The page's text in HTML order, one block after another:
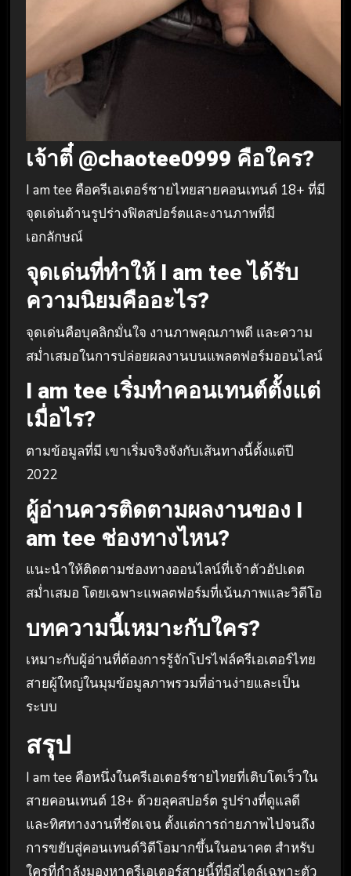
เจ้าตี๋ @chaotee0999 คือใคร?
I am tee คือครีเอเตอร์ชายไทยสายคอนเทนต์ 18+ ที่มี
จุดเด่นด้านรูปร่างฟิตสปอร์ตและงานภาพที่มี
เอกลักษณ์
จุดเด่นที่ทำให้ I am tee ได้รับ
ความนิยมคืออะไร?
จุดเด่นคือบุคลิกมั่นใจ งานภาพคุณภาพดี และความ
สม่ำเสมอในการปล่อยผลงานบนแพลตฟอร์มออนไลน์
I am tee เริ่มทำคอนเทนต์ตั้งแต่
เมื่อไร?
ตามข้อมูลที่มี เขาเริ่มจริงจังกับเส้นทางนี้ตั้งแต่ปี
2022
ผู้อ่านควรติดตามผลงานของ I
am tee ช่องทางไหน?
แนะนำให้ติดตามช่องทางออนไลน์ที่เจ้าตัวอัปเดต
สม่ำเสมอ โดยเฉพาะแพลตฟอร์มที่เน้นภาพและวิดีโอ
บทความนี้เหมาะกับใคร?
เหมาะกับผู้อ่านที่ต้องการรู้จักโปรไฟล์ครีเอเตอร์ไทย
สายผู้ใหญ่ในมุมข้อมูลภาพรวมที่อ่านง่ายและเป็น
ระบบ
สรุป
I am tee คือหนึ่งในครีเอเตอร์ชายไทยที่เติบโตเร็วใน
สายคอนเทนต์ 18+ ด้วยลุคสปอร์ต รูปร่างที่ดูแลดี
และทิศทางงานที่ชัดเจน ตั้งแต่การถ่ายภาพไปจนถึง
การขยับสู่คอนเทนต์วิดีโอมากขึ้นในอนาคต สำหรับ
ใครที่กำลังมองหาครีเอเตอร์สายนี้ที่มีสไตล์เฉพาะตัว